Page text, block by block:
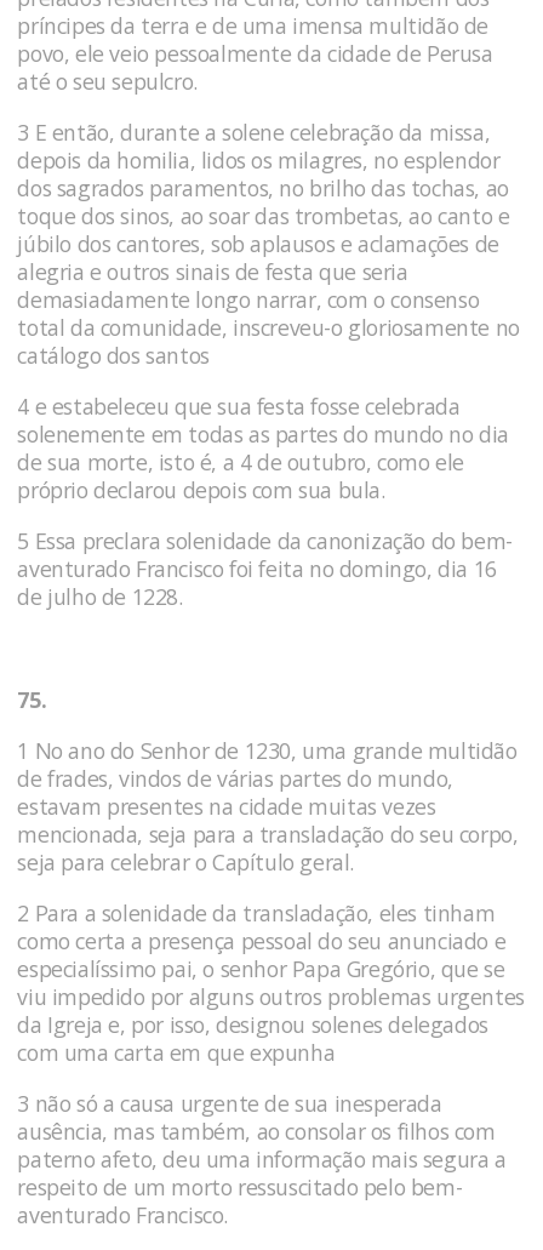
prín­cipes da terra e de uma imensa multidão de
povo, ele veio pesso­almente da cidade de Perusa
até o seu sepulcro.
3 E então, duran­te a solene celebração da missa,
depois da homilia, lidos os mila­gres, no esplendor
dos sagrados paramentos, no brilho das tochas, ao
toque dos sinos, ao soar das trombetas, ao canto e
júbilo dos cantores, sob aplausos e aclamações de
alegria e ou­tros sinais de festa que seria
demasiadamente longo narrar, com o consenso
total da comunidade, inscreveu-o gloriosamente no
ca­tálogo dos santos
4 e estabeleceu que sua festa fosse celebrada
solenemente em todas as partes do mundo no dia
de sua morte, isto é, a 4 de outubro, como ele
próprio declarou depois com sua bula.
5 Essa preclara solenidade da canonização do bem-
aventurado Francisco foi feita no domingo, dia 16
de julho de 1228.
75.
1 No ano do Senhor de 1230, uma grande multidão
de frades, vindos de várias partes do mundo,
estavam presentes na cida­de muitas vezes
mencionada, seja para a transladação do seu corpo,
seja para celebrar o Capítulo geral.
2 Para a solenidade da transladação, eles tinham
como certa a presença pessoal do seu anunciado e
especialíssimo pai, o senhor Papa Gregório, que se
viu impedido por alguns outros problemas urgentes
da Igreja e, por isso, designou solenes delegados
com uma carta em que expunha
3 não só a causa urgente de sua inesperada
ausência, mas também, ao consolar os filhos com
paterno afeto, deu uma infor­mação mais segura a
respeito de um morto ressuscitado pelo bem-
aventurado Francisco.